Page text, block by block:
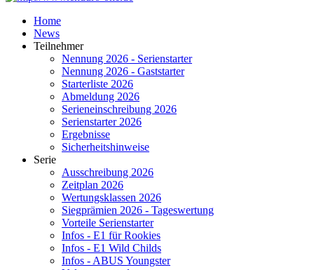
Home
News
Teilnehmer
Nennung 2026 - Serienstarter
Nennung 2026 - Gaststarter
Starterliste 2026
Abmeldung 2026
Serieneinschreibung 2026
Serienstarter 2026
Ergebnisse
Sicherheitshinweise
Serie
Ausschreibung 2026
Zeitplan 2026
Wertungsklassen 2026
Siegprämien 2026 - Tageswertung
Vorteile Serienstarter
Infos - E1 für Rookies
Infos - E1 Wild Childs
Infos - ABUS Youngster